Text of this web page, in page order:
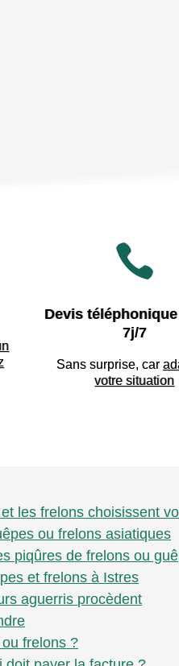

Devis
7j/7
Sans surprise, car
votre situation
les frelons choisissent
ou frelons asiatiques
piqûres de frelons ou
et frelons à Istres
aguerris procèdent
frelons ?